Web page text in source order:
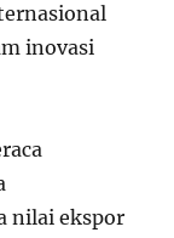
inovasi
nilai ekspor